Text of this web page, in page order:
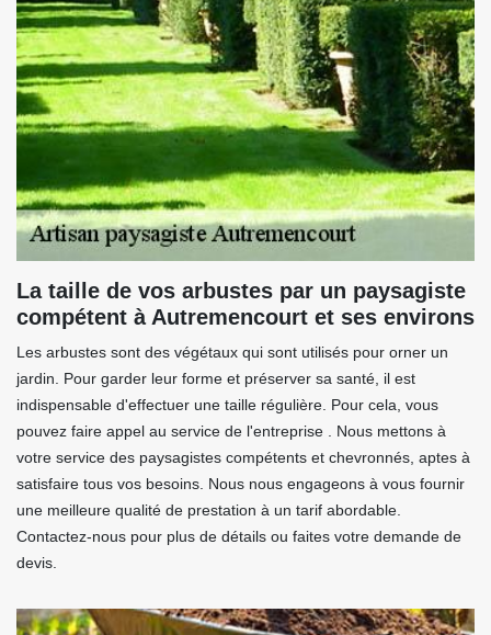
La taille de vos arbustes par un paysagiste
compétent à Autremencourt et ses environs
Les arbustes sont des végétaux qui sont utilisés pour orner un
jardin. Pour garder leur forme et préserver sa santé, il est
indispensable d'effectuer une taille régulière. Pour cela, vous
pouvez faire appel au service de l'entreprise . Nous mettons à
votre service des paysagistes compétents et chevronnés, aptes à
satisfaire tous vos besoins. Nous nous engageons à vous fournir
une meilleure qualité de prestation à un tarif abordable.
Contactez-nous pour plus de détails ou faites votre demande de
devis.